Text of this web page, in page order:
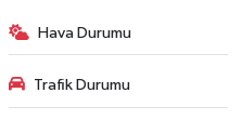
Hava Durumu
Trafik Durumu